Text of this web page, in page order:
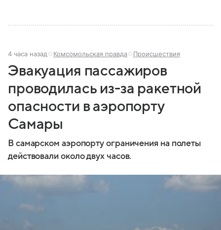
4 часа назад Комсомольская правда Происшествия
Эвакуация пассажиров
проводилась из-за ракетной
опасности в аэропорту
Самары
В самарском аэропорту ограничения на полеты
действовали около двух часов.